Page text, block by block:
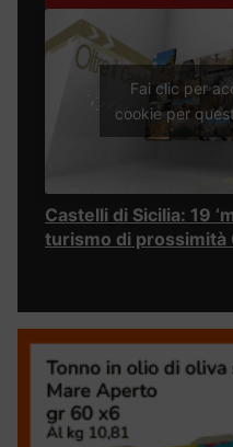
Fai clic per
cookie per
Castelli di Sicilia: 19
turismo di prossimità